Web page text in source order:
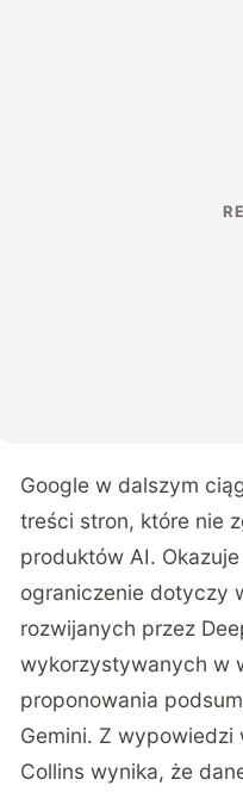
Google w dalszym
treści stron, które nie
produktów AI.
ograniczenie dotyczy
rozwijanych przez
wykorzystywanych w
proponowania
Gemini. Z wypowiedzi
Collins wynika, że